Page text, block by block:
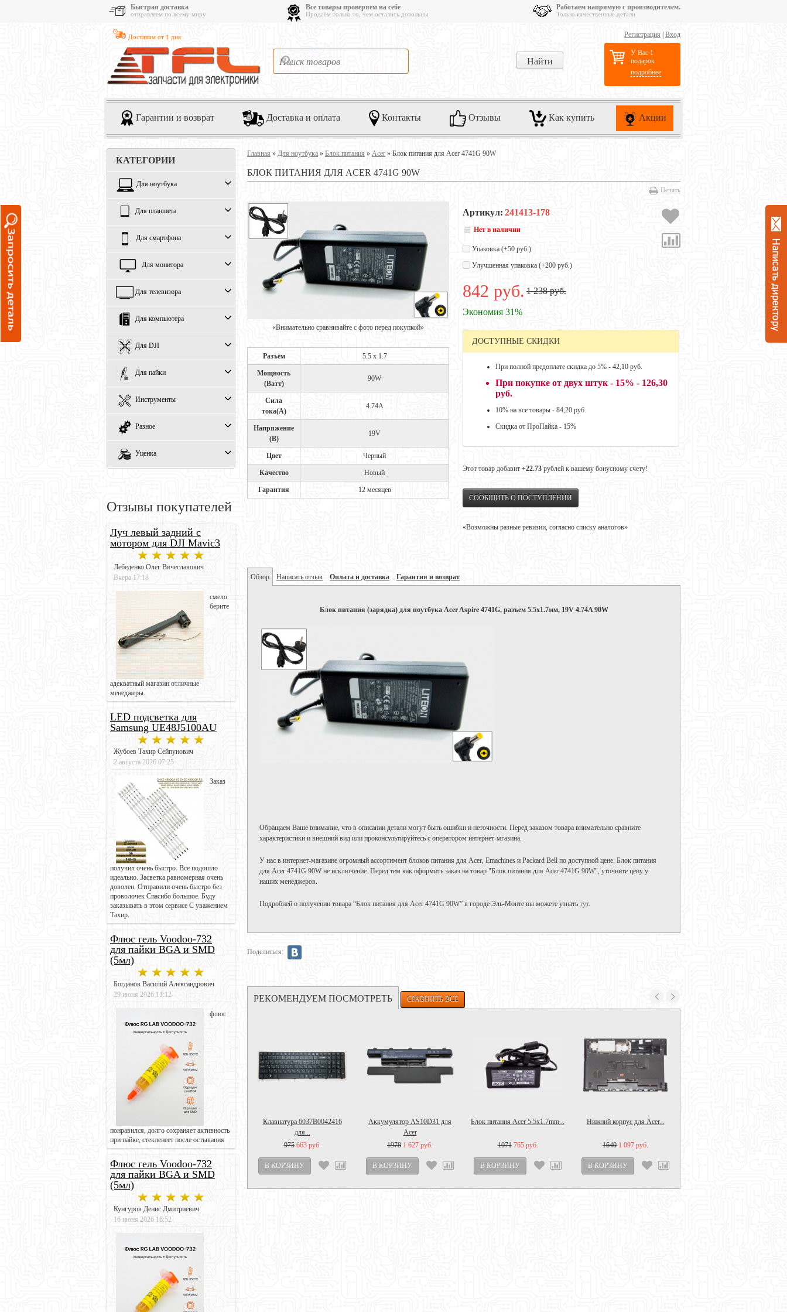
Быстрая доставка
отправляем по всему миру
Все товары проверяем на себе
Продаём только то, чем остались довольны
Работаем напрямую с производителем.
Только качественные детали
Доставим от 1 дня Регистрация Вход
У Вас 1
подарок
подробнее
Гарантии и возврат Доставка и оплата Контакты Отзывы Как купить Акции
КАТЕГОРИИ
Для ноутбука
Для планшета
Для смартфона
Для монитора
Для телевизора
Для компьютера
Для DJI
Для пайки
Инструменты
Разное
Уценка
Отзывы покупателей
Луч левый задний с
мотором для DJI Mavic3
Лебеденко Олег Вячеславович
Вчера 17:18
смело
берите
адекватный магазин отличные
менеджеры.
LED подсветка для
Samsung UE48J5100AU
Жубоев Тахир Сейпунович
2 августа 2026 07:25
Заказ
получил очень быстро. Все подошло
идеально. Засветка равномерная очень
доволен. Отправили очень быстро без
проволочек Спасибо большое. Буду
заказывать в этом сервисе С уважением
Тахир.
Флюс гель Voodoo-732
для пайки BGA и SMD
(5мл)
Богданов Василий Александрович
29 июня 2026 11:12
флюс
понравился, долго сохраняет активность
при пайке, стекленеет после остывания
Флюс гель Voodoo-732
для пайки BGA и SMD
(5мл)
Кунгуров Денис Дмитриевич
16 июня 2026 16:52
Главная » Для ноутбука » Блок питания » Acer » Блок питания для Acer 4741G 90W
БЛОК ПИТАНИЯ ДЛЯ ACER 4741G 90W
Печать
«Внимательно сравнивайте с фото перед покупкой»
Разъём 5.5 x 1.7
Мощность
(Ватт)
90W
Сила
тока(А)
4.74A
Напряжение
(В)
19V
Цвет Черный
Качество Новый
Гарантия 12 месяцев
Артикул: 241413-178
Нет в наличии
Упаковка (+50 руб.)
Улучшенная упаковка (+200 руб.)
842 руб. 1 238 руб.
Экономия 31%
ДОСТУПНЫЕ СКИДКИ
При полной предоплате скидка до 5% - 42,10 руб.
При покупке от двух штук - 15% - 126,30
руб.
10% на все товары - 84,20 руб.
Скидка от ПроПайка - 15%
Этот товар добавит +22.73 рублей к вашему бонусному счету!
СООБЩИТЬ О ПОСТУПЛЕНИИ
«Возможны разные ревизии, согласно списку аналогов»
Обзор Написать отзыв Оплата и доставка Гарантия и возврат
Блок питания (зарядка) для ноутбука Acer Aspire 4741G, разъем 5.5x1.7мм, 19V 4.74A 90W
Обращаем Ваше внимание, что в описании детали могут быть ошибки и неточности. Перед заказом товара внимательно сравните
характеристики и внешний вид или проконсультируйтесь с оператором интернет-мгазина.
У нас в интернет-магазине огромный ассортимент блоков питания для Acer, Emachines и Packard Bell по доступной цене. Блок питания
для Acer 4741G 90W не исключение. Перед тем как оформить заказ на товар "Блок питания для Acer 4741G 90W", уточните цену у
наших менеджеров.
Подробней о получении товара “Блок питания для Acer 4741G 90W” в городе Эль-Монте вы можете узнать тут.
Поделиться:
РЕКОМЕНДУЕМ ПОСМОТРЕТЬ
Клавиатура 6037B0042416
для...
975 663 руб.
Аккумулятор AS10D31 для
Acer
1978 1 627 руб.
Блок питания Acer 5.5x1.7mm...
1071 765 руб.
Нижний корпус для Acer...
1640 1 097 руб.